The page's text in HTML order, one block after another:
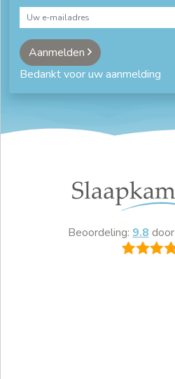
Aanmelden
Bedankt voor uw aanmelding
Beoordeling: 9.8 door